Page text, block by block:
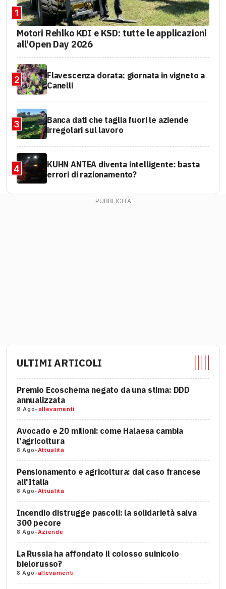
1
Motori Rehlko KDI e KSD: tutte le applicazioni
all'Open Day 2026
2
Flavescenza dorata: giornata in vigneto a
Canelli
3
Banca dati che taglia fuori le aziende
irregolari sul lavoro
4
KUHN ANTEA diventa intelligente: basta
errori di razionamento?
ULTIMI ARTICOLI
Premio Ecoschema negato da una stima: DDD
annualizzata
9 Ago-allevamenti
Avocado e 20 milioni: come Halaesa cambia
l'agricoltura
8 Ago-Attualità
Pensionamento e agricoltura: dal caso francese
all'Italia
8 Ago-Attualità
Incendio distrugge pascoli: la solidarietà salva
300 pecore
8 Ago-Aziende
La Russia ha affondato il colosso suinicolo
bielorusso?
8 Ago-allevamenti